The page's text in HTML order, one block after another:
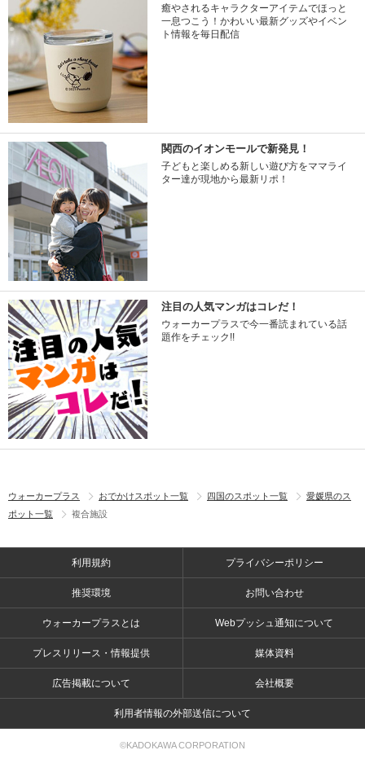
癒やされるキャラクターアイテムでほっと
一息つこう！かわいい最新グッズやイベン
ト情報を毎日配信
関西のイオンモールで新発見！
子どもと楽しめる新しい遊び方をママライ
ター達が現地から最新リポ！
注目の人気マンガはコレだ！
ウォーカープラスで今一番読まれている話
題作をチェック!!
ウォーカープラス おでかけスポット一覧 四国のスポット一覧
愛媛県のス
ポット一覧
複合施設
利用規約 プライバシーポリシー
推奨環境 お問い合わせ
ウォーカープラスとは Webプッシュ通知について
プレスリリース・情報提供 媒体資料
広告掲載について 会社概要
利用者情報の外部送信について
©KADOKAWA CORPORATION